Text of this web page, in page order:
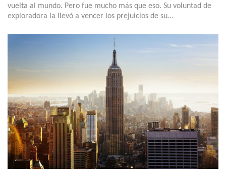
vuelta al mundo. Pero fue mucho más que eso. Su voluntad de
exploradora la llevó a vencer los prejuicios de su…